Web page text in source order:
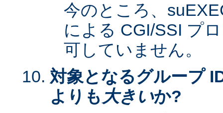
今のところ、
による CGI/SSI プ
可していません。
対象となるグループ
よりも 大きいか?